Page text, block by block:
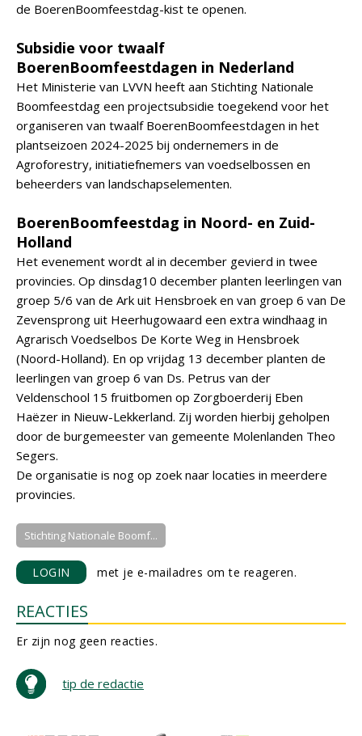
de BoerenBoomfeestdag-kist te openen.
Subsidie voor twaalf
BoerenBoomfeestdagen in Nederland
Het Ministerie van LVVN heeft aan Stichting Nationale
Boomfeestdag een projectsubsidie toegekend voor het
organiseren van twaalf BoerenBoomfeestdagen in het
plantseizoen 2024-2025 bij ondernemers in de
Agroforestry, initiatiefnemers van voedselbossen en
beheerders van landschapselementen.
BoerenBoomfeestdag in Noord- en Zuid-
Holland
Het evenement wordt al in december gevierd in twee
provincies. Op dinsdag10 december planten leerlingen van
groep 5/6 van de Ark uit Hensbroek en van groep 6 van De
Zevensprong uit Heerhugowaard een extra windhaag in
Agrarisch Voedselbos De Korte Weg in Hensbroek
(Noord-Holland). En op vrijdag 13 december planten de
leerlingen van groep 6 van Ds. Petrus van der
Veldenschool 15 fruitbomen op Zorgboerderij Eben
Haëzer in Nieuw-Lekkerland. Zij worden hierbij geholpen
door de burgemeester van gemeente Molenlanden Theo
Segers.
De organisatie is nog op zoek naar locaties in meerdere
provincies.
Stichting Nationale Boomf...
LOGIN met je e-mailadres om te reageren.
REACTIES
Er zijn nog geen reacties.
tip de redactie